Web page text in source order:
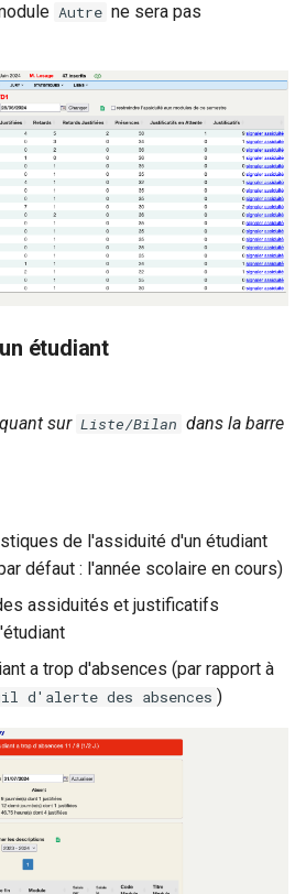
Autre ne sera pas
étudiant
sur Liste/Bilan dans la barre
de l'assiduité d'un étudiant
défaut : l'année scolaire en cours)
assiduités et justificatifs
a trop d'absences (par rapport à
d'alerte des absences )